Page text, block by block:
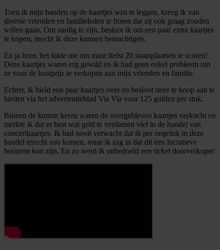
Toen ik mijn handen op de kaartjes wist te leggen, kreeg ik van
diverse vrienden en familieleden te horen dat zij ook graag zouden
willen gaan. Om aardig te zijn, besloot ik om een paar extra kaartjes
te kopen, mocht ik deze kunnen bemachtigen.
En ja hoor, het lukte me om maar liefst 20 staanplaatsen te scoren!
Deze kaartjes waren erg gewild en ik had geen enkel probleem om
ze voor de kostprijs te verkopen aan mijn vrienden en familie.
Echter, ik hield een paar kaartjes over en besloot deze te koop aan te
bieden via het advertentieblad Via Via voor 125 gulden per stuk.
Binnen de kortste keren waren de overgebleven kaartjes verkocht en
merkte ik dat er best wat geld te verdienen viel in de handel van
concertkaartjes. Ik had nooit verwacht dat ik per ongeluk in deze
handel terecht zou komen, maar ik zag in dat dit een lucratieve
business kon zijn. En zo werd ik onbedoeld een ticket doorverkoper